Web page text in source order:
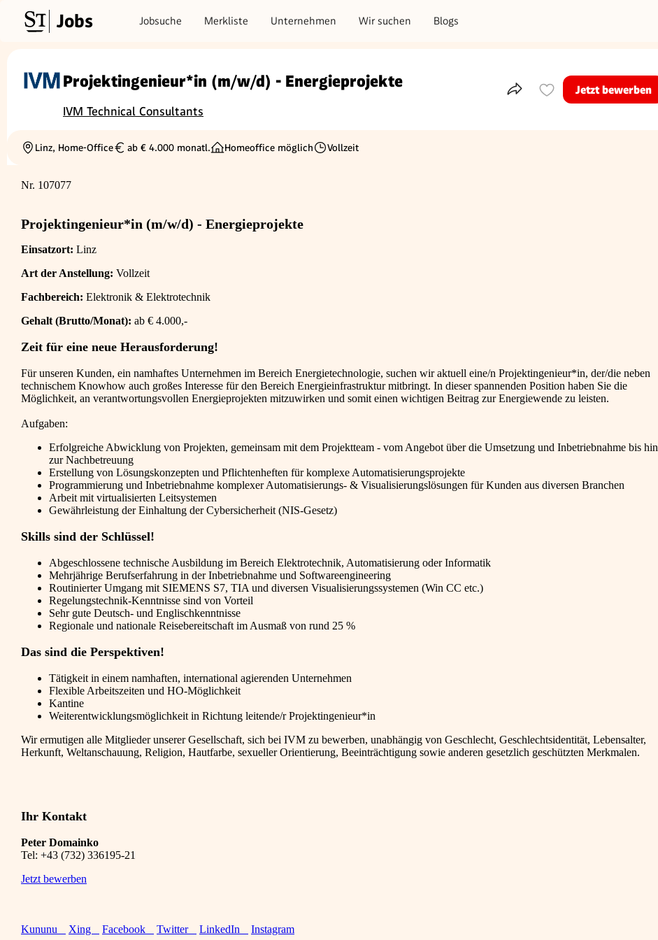
Jobs Jobsuche Merkliste Unternehmen Wir suchen Blogs
Projektingenieur*in (m/w/d) - Energieprojekte
IVM Technical Consultants
Teile dieses InseratJetzt bewerben
Ortschaft
Linz, Home-Office
Gehalt
ab € 4.000 monatl. Homeoffice möglich
Beschäftigungsart
Vollzeit
Nr. 107077
Projektingenieur*in (m/w/d) - Energieprojekte
Einsatzort: Linz
Art der Anstellung: Vollzeit
Fachbereich: Elektronik & Elektrotechnik
Gehalt (Brutto/Monat): ab € 4.000,-
Zeit für eine neue Herausforderung!
Für unseren Kunden, ein namhaftes Unternehmen im Bereich Energietechnologie, suchen wir aktuell eine/n Projektingenieur*in, der/die neben
technischem Knowhow auch großes Interesse für den Bereich Energieinfrastruktur mitbringt. In dieser spannenden Position haben Sie die
Möglichkeit, an verantwortungsvollen Energieprojekten mitzuwirken und somit einen wichtigen Beitrag zur Energiewende zu leisten.
Aufgaben:
Erfolgreiche Abwicklung von Projekten, gemeinsam mit dem Projektteam - vom Angebot über die Umsetzung und Inbetriebnahme bis hin
zur Nachbetreuung
Erstellung von Lösungskonzepten und Pflichtenheften für komplexe Automatisierungsprojekte
Programmierung und Inbetriebnahme komplexer Automatisierungs- & Visualisierungslösungen für Kunden aus diversen Branchen
Arbeit mit virtualisierten Leitsystemen
Gewährleistung der Einhaltung der Cybersicherheit (NIS-Gesetz)
Skills sind der Schlüssel!
Abgeschlossene technische Ausbildung im Bereich Elektrotechnik, Automatisierung oder Informatik
Mehrjährige Berufserfahrung in der Inbetriebnahme und Softwareengineering
Routinierter Umgang mit SIEMENS S7, TIA und diversen Visualisierungssystemen (Win CC etc.)
Regelungstechnik-Kenntnisse sind von Vorteil
Sehr gute Deutsch- und Englischkenntnisse
Regionale und nationale Reisebereitschaft im Ausmaß von rund 25 %
Das sind die Perspektiven!
Tätigkeit in einem namhaften, international agierenden Unternehmen
Flexible Arbeitszeiten und HO-Möglichkeit
Kantine
Weiterentwicklungsmöglichkeit in Richtung leitende/r Projektingenieur*in
Wir ermutigen alle Mitglieder unserer Gesellschaft, sich bei IVM zu bewerben, unabhängig von Geschlecht, Geschlechtsidentität, Lebensalter,
Herkunft, Weltanschauung, Religion, Hautfarbe, sexueller Orientierung, Beeinträchtigung sowie anderen gesetzlich geschützten Merkmalen.
Ihr Kontakt
Peter Domainko
Tel: +43 (732) 336195-21
Jetzt bewerben
Kununu Xing Facebook Twitter LinkedIn Instagram